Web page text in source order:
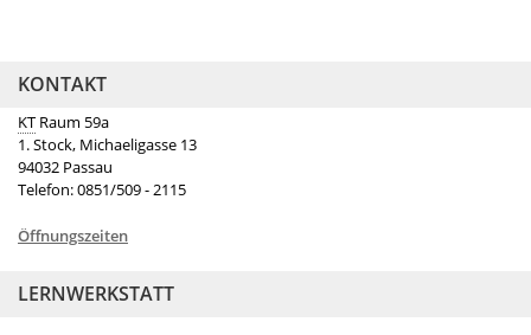
KONTAKT
KT Raum 59a
1. Stock, Michaeligasse 13
94032 Passau
Telefon: 0851/509 - 2115
Öffnungszeiten
LERNWERKSTATT